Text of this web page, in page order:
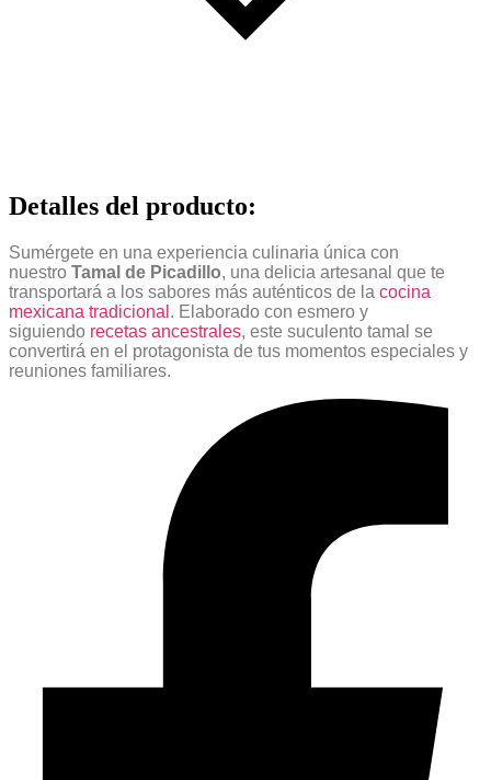
Detalles del producto:
Sumérgete en una experiencia culinaria única con
nuestro Tamal de Picadillo, una delicia artesanal que te
transportará a los sabores más auténticos de la cocina
mexicana tradicional . Elaborado con esmero y
siguiendo recetas ancestrales, este suculento tamal se
convertirá en el protagonista de tus momentos especiales y
reuniones familiares.